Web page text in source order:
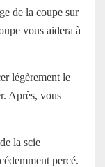
de la coupe sur
vous aidera à
légèrement le
Après, vous
la scie
percé.